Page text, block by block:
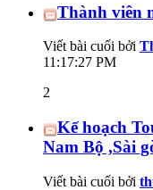
Thành viên
Viết bài cuối bởi
11:17:27 PM
2
Kế hoạch
Nam Bộ ,Sài
Viết bài cuối bởi